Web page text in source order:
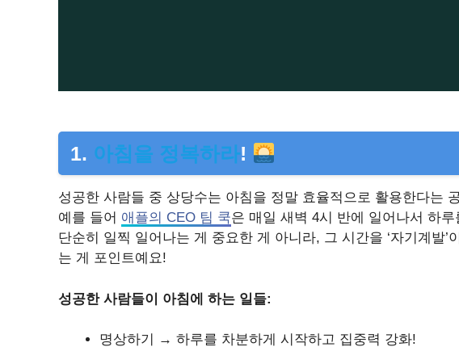
1. 아침을 정복하라!
성공한 사람들 중 상당수는 아침을 정말 효율적으로 활용한다는
예를 들어 애플의 CEO 팀 쿡은 매일 새벽 4시 반에 일어나서 하
단순히 일찍 일어나는 게 중요한 게 아니라, 그 시간을 ‘자기계발’
는 게 포인트예요!
성공한 사람들이 아침에 하는 일들:
명상하기 → 하루를 차분하게 시작하고 집중력 강화!